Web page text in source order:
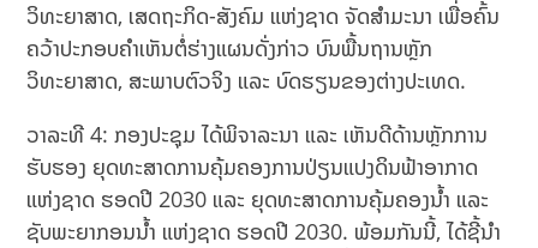
ວິທະຍາສາດ, ເສດຖະກິດ-ສັງຄົມ ແຫ່ງຊາດ ຈັດສຳມະນາ ເພື່ອຄົ້ນ
ຄວ້າປະກອບຄຳເຫັນຕໍ່ຮ່າງແຜນດັ່ງກ່າວ ບົນພື້ນຖານຫຼັກ
ວິທະຍາສາດ, ສະພາບຕົວຈິງ ແລະ ບົດຮຽນຂອງຕ່າງປະເທດ.
ວາລະທີ 4: ກອງປະຊຸມ ໄດ້ພິຈາລະນາ ແລະ ເຫັນດີດ້ານຫຼັກການ
ຮັບຮອງ ຍຸດທະສາດການຄຸ້ມຄອງການປ່ຽນແປງດິນຟ້າອາກາດ
ແຫ່ງຊາດ ຮອດປີ 2030 ແລະ ຍຸດທະສາດການຄຸ້ມຄອງນໍ້າ ແລະ
ຊັບພະຍາກອນນໍ້າ ແຫ່ງຊາດ ຮອດປີ 2030. ພ້ອມກັນນີ້, ໄດ້ຊີ້ນໍາ